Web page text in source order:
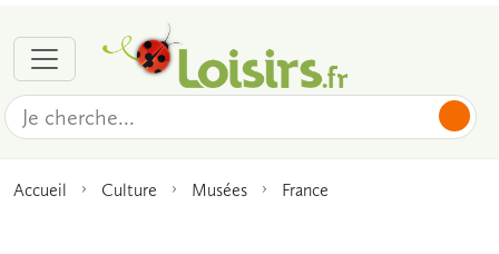
Accueil Culture Musées France